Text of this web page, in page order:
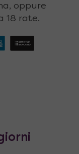
oppure
18 rate.